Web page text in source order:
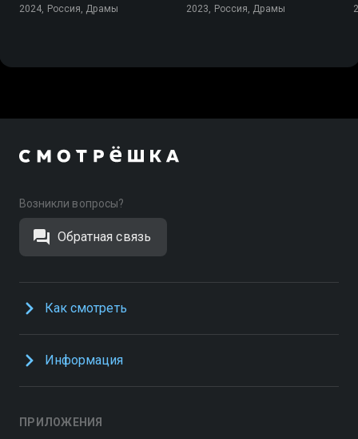
2024, Россия, Драмы 2023, Россия, Драмы
Возникли вопросы?
Обратная связь
Как смотреть
Информация
ПРИЛОЖЕНИЯ